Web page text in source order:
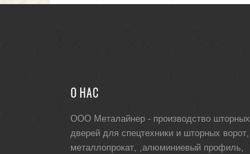
О НАС
ООО Металайнер - производство шторных
дверей для спецтехники и шторных ворот
металлопрокат
алюминиевый профиль